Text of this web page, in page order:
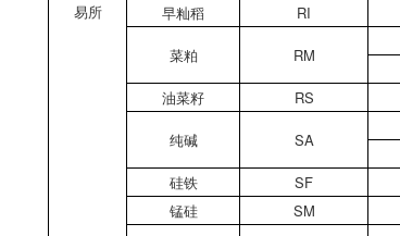
易所
早籼稻
RI
菜粕 RM
油菜籽
RS
纯碱 SA
硅铁
SF
锰硅
SM